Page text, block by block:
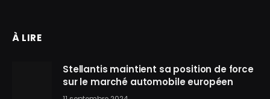
À LIRE
Stellantis maintient sa position de force
sur le marché automobile européen